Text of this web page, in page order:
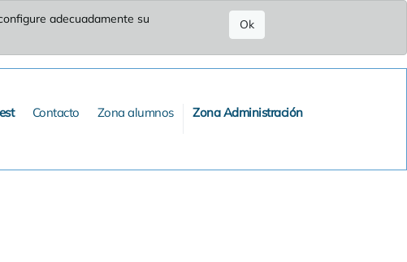
adecuadamente su
Ok
Contacto Zona alumnos Zona Administración